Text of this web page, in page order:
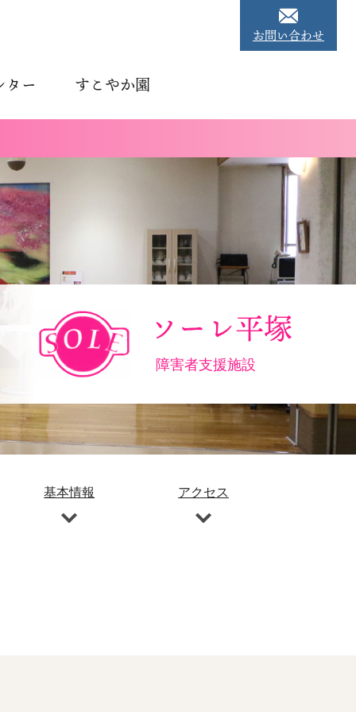
お問い合わせ
ー すこやか園
ソーレ平塚
障害者支援施設
基本情報 アクセス